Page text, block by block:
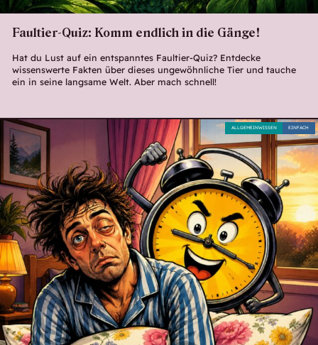
Faultier-Quiz: Komm endlich in die Gänge!
Hat du Lust auf ein entspanntes Faultier-Quiz? Entdecke
wissenswerte Fakten über dieses ungewöhnliche Tier und tauche
ein in seine langsame Welt. Aber mach schnell!
EINFACH
ALLGEMEINWISSEN